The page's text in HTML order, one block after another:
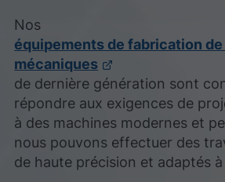
Nos
équipements de fabrication
mécaniques
de dernière génération sont
répondre aux exigences de
à des machines modernes et
nous pouvons effectuer des
de haute précision et adaptés